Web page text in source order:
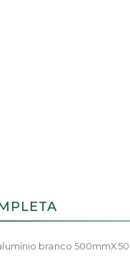
branco